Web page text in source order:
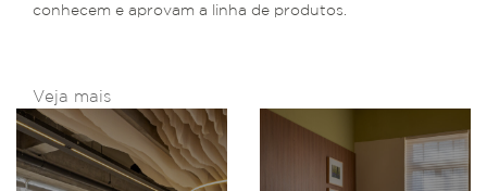
conhecem e aprovam a linha de produtos.
Veja mais